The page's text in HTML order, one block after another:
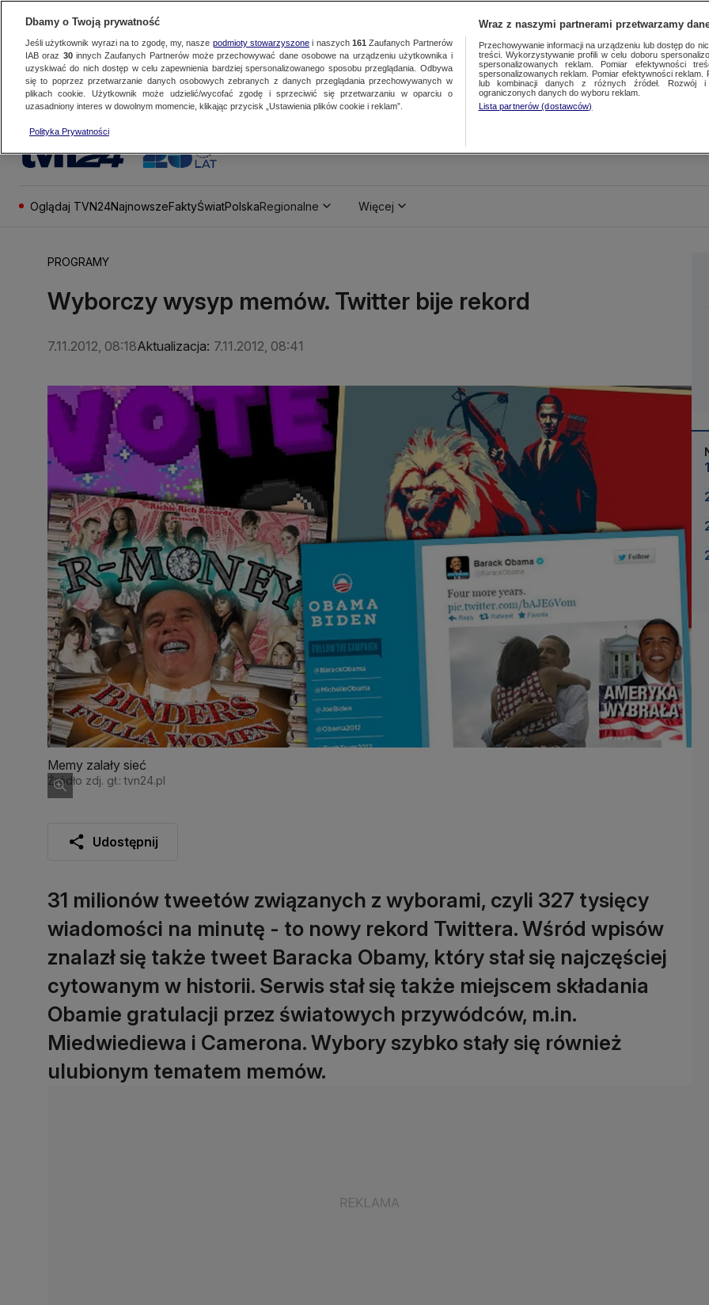
Oglądaj TVN24NajnowszeFaktyŚwiatPolskaRegionalne Więcej
PROGRAMY
Wyborczy wysyp memów. Twitter bije rekord
7.11.2012, 08:18Aktualizacja: 7.11.2012, 08:41
Memy zalały sieć
Źródło zdj. gł.: tvn24.pl
Udostępnij
31 milionów tweetów związanych z wyborami, czyli 327 tysięcy
wiadomości na minutę - to nowy rekord Twittera. Wśród wpisów
znalazł się także tweet Baracka Obamy, który stał się najczęściej
cytowanym w historii. Serwis stał się także miejscem składania
Obamie gratulacji przez światowych przywódców, m.in.
Miedwiediewa i Camerona. Wybory szybko stały się również
ulubionym tematem memów.
Dbamy o Twoją prywatność
Jeśli użytkownik wyrazi na to zgodę, my, nasze podmioty stowarzyszonei naszych 161 Zaufanych Partnerów
IAB oraz 30innych Zaufanych Partnerów może przechowywać dane osobowe na urządzeniu użytkownika i
uzyskiwać do nich dostęp w celu zapewnienia bardziej spersonalizowanego sposobu przeglądania. Odbywa
się to poprzez przetwarzanie danych osobowych zebranych z danych przeglądania przechowywanych w
plikach cookie. Użytkownik może udzielić/wycofać zgodę i sprzeciwić się przetwarzaniu w oparciu o
uzasadniony interes w dowolnym momencie, klikając przycisk „Ustawienia plików cookie i reklam”.
Polityka Prywatności
Wraz z naszymi partnerami przetwarzamy
Przechowywanie informacji na urządzeniu lub dostęp do
treści. Wykorzystywanie profili w celu doboru
spersonalizowanych reklam. Pomiar efektywności
spersonalizowanych reklam. Pomiar efektywności
lub kombinacji danych z różnych źródeł. Rozwój i
ograniczonych danych do wyboru reklam.
Lista partnerów (dostawców)